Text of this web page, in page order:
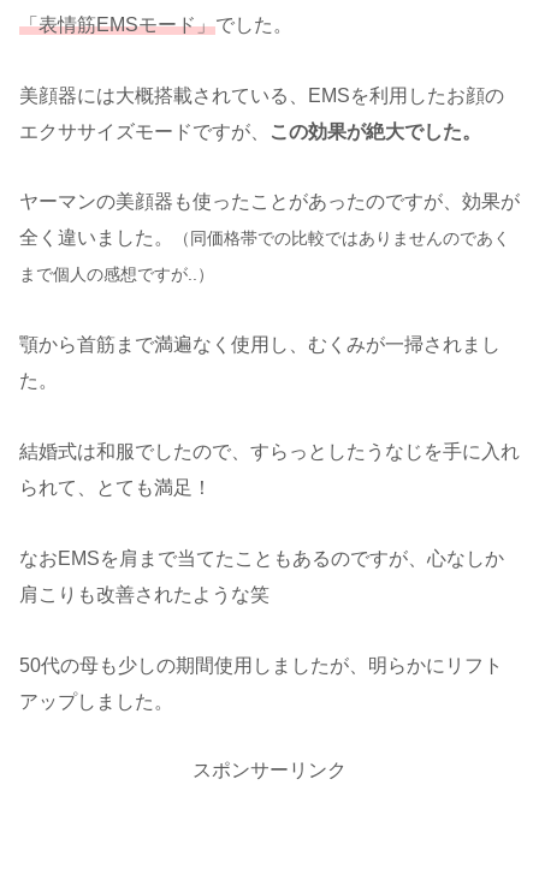
「表情筋EMSモード」でした。
美顔器には大概搭載されている、EMSを利用したお顔の
エクササイズモードですが、
この効果が絶大でした。
ヤーマンの美顔器も使ったことがあったのですが、効果が
全く違いました。
（同価格帯での比較ではありませんのであく
まで個人の感想ですが..）
顎から首筋まで満遍なく使用し、むくみが一掃されまし
た。
結婚式は和服でしたので、すらっとしたうなじを手に入れ
られて、とても満足！
なおEMSを肩まで当てたこともあるのですが、心なしか
肩こりも改善されたような笑
50代の母も少しの期間使用しましたが、明らかにリフト
アップしました。
スポンサーリンク